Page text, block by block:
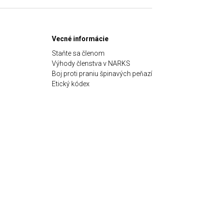
Vecné informácie
Staňte sa členom
Výhody členstva v NARKS
Boj proti praniu špinavých peňazí
Etický kódex